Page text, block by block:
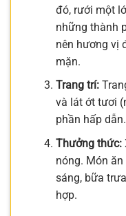
đó, rưới một
những thành
nên hương vị
mặn.
Trang trí:
và lát ớt tươi
phần hấp dẫn.
Thưởng thức:
nóng. Món
sáng, bữa
hợp.